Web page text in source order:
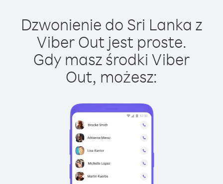
Dzwonienie do Sri Lanka z
Viber Out jest proste.
Gdy masz środki Viber
Out, możesz: